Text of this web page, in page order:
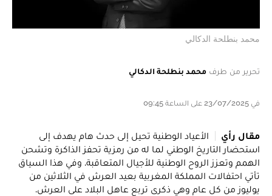
محمد بنطلحة الدكالي
تحرير من طرف محمد بنطلحة الدكالي
في 23/07/2025 على الساعة 09:45
مقال رأي
الأعياد الوطنية تحيل إلى حدث هام يهدف إلى
استحضار التاريخ الوطني لما له من رمزية تحفز الذاكرة وتشحن
الهمم وتعزز الروح الوطنية للأجيال المتعاقبة. وفي هذا السياق
تأتي احتفالات المملكة المغربية بعيد العرش في الثلاثين من
يوليوز من كل عام وهي ذكرى تربع عاهل البلاد على العرش.